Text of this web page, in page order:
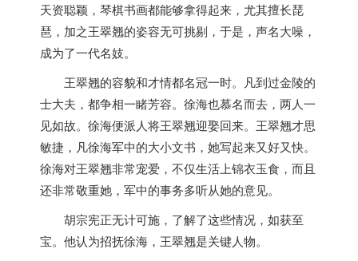
天资聪颖，琴棋书画都能够拿得起来，尤其擅长琵
琶，加之王翠翘的姿容无可挑剔，于是，声名大噪，
成为了一代名妓。
王翠翘的容貌和才情都名冠一时。凡到过金陵的
士大夫，都争相一睹芳容。徐海也慕名而去，两人一
见如故。徐海便派人将王翠翘迎娶回来。王翠翘才思
敏捷，凡徐海军中的大小文书，她写起来又好又快。
徐海对王翠翘非常宠爱，不仅生活上锦衣玉食，而且
还非常敬重她，军中的事务多听从她的意见。
胡宗宪正无计可施，了解了这些情况，如获至
宝。他认为招抚徐海，王翠翘是关键人物。